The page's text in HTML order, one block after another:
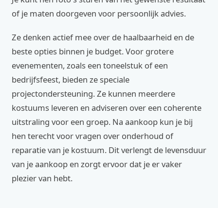
of je maten doorgeven voor persoonlijk advies.
Ze denken actief mee over de haalbaarheid en de
beste opties binnen je budget. Voor grotere
evenementen, zoals een toneelstuk of een
bedrijfsfeest, bieden ze speciale
projectondersteuning. Ze kunnen meerdere
kostuums leveren en adviseren over een coherente
uitstraling voor een groep. Na aankoop kun je bij
hen terecht voor vragen over onderhoud of
reparatie van je kostuum. Dit verlengt de levensduur
van je aankoop en zorgt ervoor dat je er vaker
plezier van hebt.